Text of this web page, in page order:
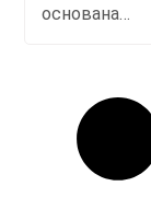
основана…